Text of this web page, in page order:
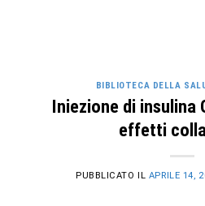
BIBLIOTECA DELLA
Iniezione di insulina
effetti
PUBBLICATO IL APRILE 14,